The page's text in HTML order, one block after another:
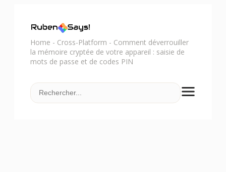
Home - Cross-Platform - Comment déverrouiller
la mémoire cryptée de votre appareil : saisie de
mots de passe et de codes PIN